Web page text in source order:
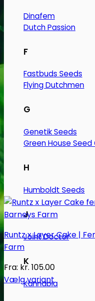
Dinafem
Dutch Passion
F
Fastbuds Seeds
Flying Dutchmen
G
Genetik Seeds
Green House Seed
H
Humboldt Seeds
J
Joint Doctor
K
Kannabia
Runtz x Layer Cake |
Farm
Fra: kr. 105.00
Vælg variant